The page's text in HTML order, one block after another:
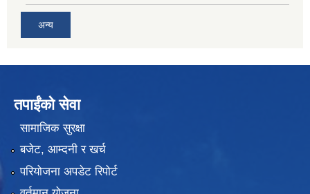
अन्य
तपाईंको सेवा
सामाजिक सुरक्षा
बजेट, आम्दनी र खर्च
परियोजना अपडेट रिपोर्ट